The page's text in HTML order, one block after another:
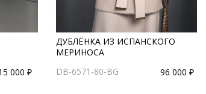
000 ₽
ДУБЛЁНКА ИЗ ИСПАНСКОГО
МЕРИНОСА
DB-6571-80-BG
96 000 ₽